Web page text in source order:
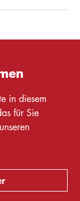
in diesem
für Sie